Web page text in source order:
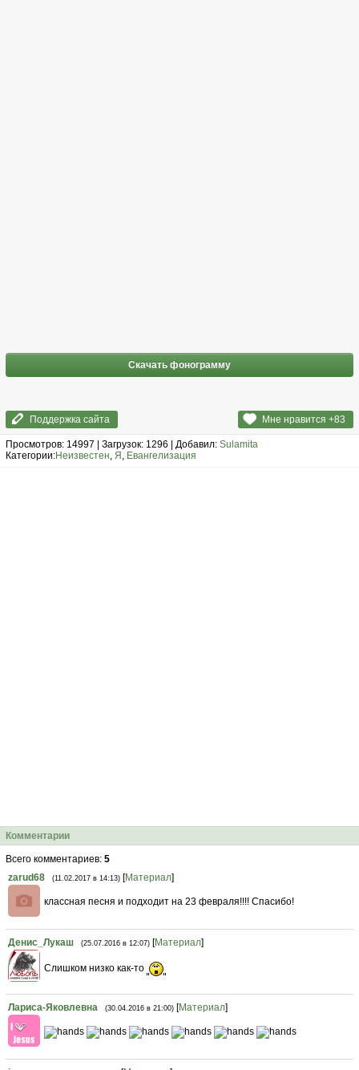
Скачать фонограмму
Мне нравится +83
Поддержка сайта
Просмотров: 14997 | Загрузок: 1296 | Добавил: Sulamita
Категории:Неизвестен, Я , Евангелизация
Комментарии
Всего комментариев: 5
zarud68
(11.02.2017 в 14:13) [Материал]
классная песня и подходит на 23 февраля!!!! Спасибо!
Денис_Лукаш (25.07.2016 в 12:07) [Материал]
Слишком низко как-то
Лариса-Яковлевна (30.04.2016 в 21:00) [Материал]